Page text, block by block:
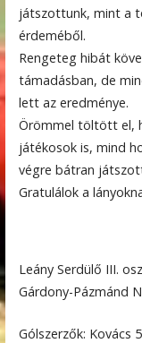
játszottunk, mint a
érdeméből.
Rengeteg hibát
támadásban, de
lett az eredménye.
Örömmel töltött el,
játékosok is, mind
végre bátran
Gratulálok a
Leány Serdülő III.
Gárdony-Pázmánd
Gólszerzők: Kovács